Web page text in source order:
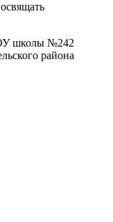
школы №242
района